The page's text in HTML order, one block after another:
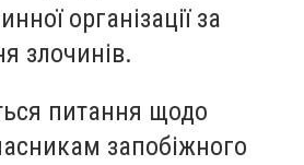
організації за
злочинів.
питання щодо
запобіжного